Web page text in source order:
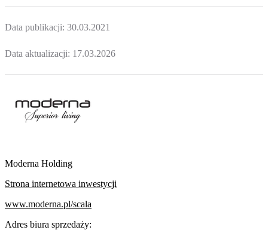
Data publikacji: 30.03.2021
Data aktualizacji: 17.03.2026
Moderna Holding
Strona internetowa inwestycji
www.moderna.pl/scala
Adres biura sprzedaży: